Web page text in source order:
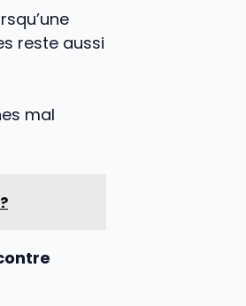
reste aussi
mal